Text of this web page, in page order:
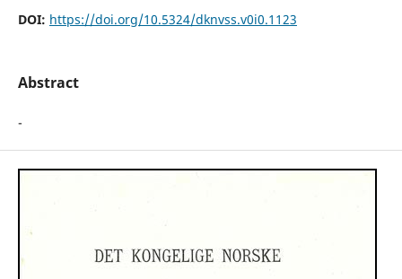
DOI: https://doi.org/10.5324/dknvss.v0i0.1123
Abstract
-